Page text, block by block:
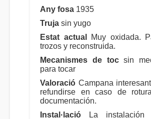
Any fosa 1935
Truja sin yugo
Estat actual
Muy oxidada.
trozos y reconstruida.
Mecanismes de tocsin
para tocar
Valoració Campana
refundirse en caso de
documentación.
Instal·lació La instalación